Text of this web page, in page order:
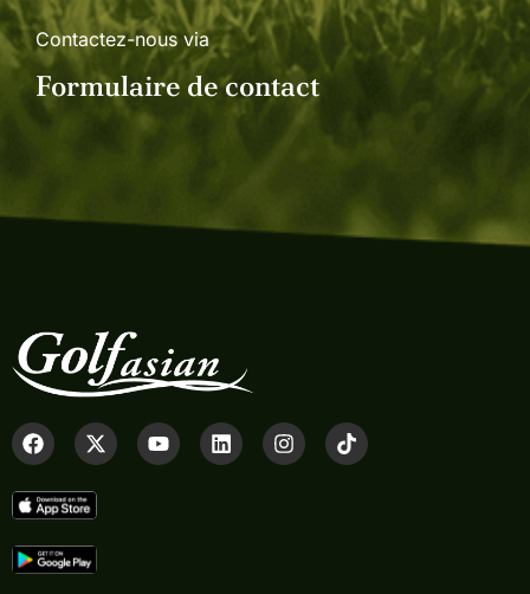
Contactez-nous via
Formulaire de contact